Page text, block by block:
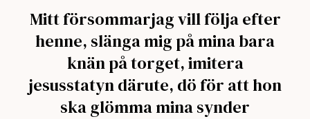
Mitt försommarjag vill följa efter
henne, slänga mig på mina bara
knän på torget, imitera
jesusstatyn därute, dö för att hon
ska glömma mina synder